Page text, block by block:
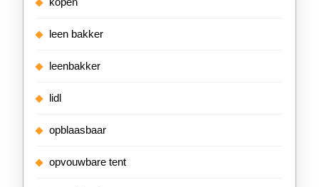
leen bakker
leenbakker
lidl
opblaasbaar
opvouwbare tent